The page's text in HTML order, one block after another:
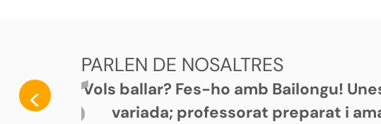
PARLEN DE NOSALTRES
<
Vols ballar? Fes-ho amb Bailongu!
variada; professorat preparat i